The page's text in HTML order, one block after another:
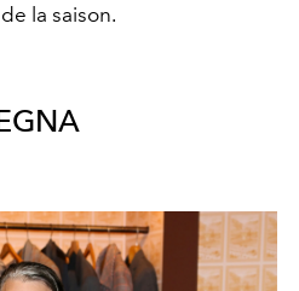
la saison.